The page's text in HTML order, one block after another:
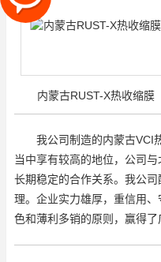
内蒙古RUST-X热收缩膜
我公司制造的内蒙古VCI
当中享有较高的地位，公司
长期稳定的合作关系。我公
理。企业实力雄厚，重信用
色和薄利多销的原则，赢得了